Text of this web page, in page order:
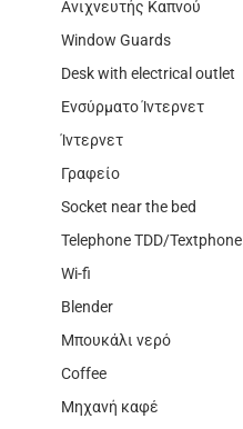
Ανιχνευτής Καπνού
Window Guards
Desk with electrical outlet
Ενσύρματο Ίντερνετ
Ίντερνετ
Γραφείο
Socket near the bed
Telephone TDD/Textphone
Wi-fi
Blender
Μπουκάλι νερό
Coffee
Μηχανή καφέ